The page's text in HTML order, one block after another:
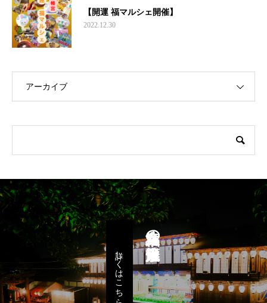
【開運 福マルシェ開催】
2022.12.30
アーカイブ
八女福島の燈籠人形
詳しくはこちら